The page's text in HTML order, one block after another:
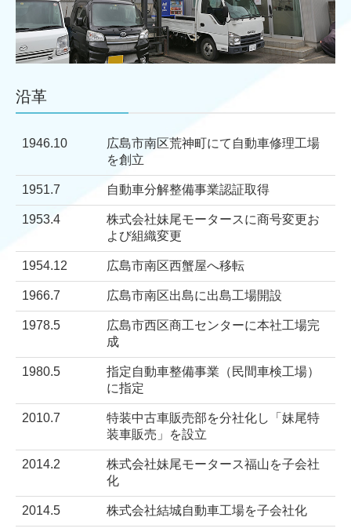
沿革
1946.10
広島市南区荒神町にて自動車修理工場
を創立
1951.7 自動車分解整備事業認証取得
1953.4
株式会社妹尾モータースに商号変更お
よび組織変更
1954.12 広島市南区西蟹屋へ移転
1966.7 広島市南区出島に出島工場開設
1978.5
広島市西区商工センターに本社工場完
成
1980.5
指定自動車整備事業（民間車検工場）
に指定
2010.7
特装中古車販売部を分社化し「妹尾特
装車販売」を設立
2014.2
株式会社妹尾モータース福山を子会社
化
2014.5 株式会社結城自動車工場を子会社化